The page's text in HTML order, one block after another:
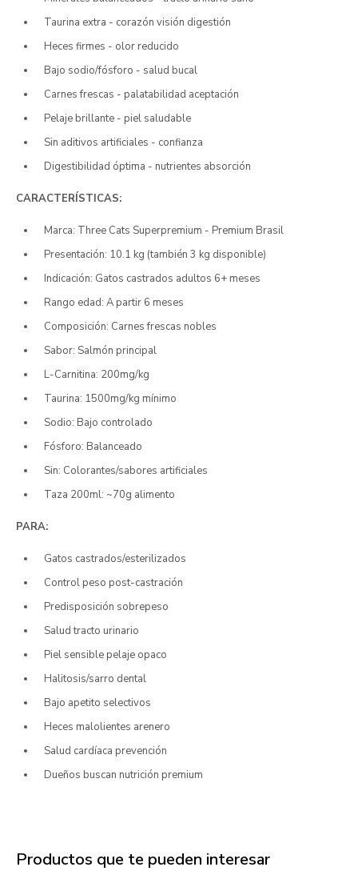
Taurina extra - corazón visión digestión
Heces firmes - olor reducido
Bajo sodio/fósforo - salud bucal
Carnes frescas - palatabilidad aceptación
Pelaje brillante - piel saludable
Sin aditivos artificiales - confianza
Digestibilidad óptima - nutrientes absorción
CARACTERÍSTICAS:
Marca: Three Cats Superpremium - Premium Brasil
Presentación: 10.1 kg (también 3 kg disponible)
Indicación: Gatos castrados adultos 6+ meses
Rango edad: A partir 6 meses
Composición: Carnes frescas nobles
Sabor: Salmón principal
L-Carnitina: 200mg/kg
Taurina: 1500mg/kg mínimo
Sodio: Bajo controlado
Fósforo: Balanceado
Sin: Colorantes/sabores artificiales
Taza 200ml: ~70g alimento
PARA:
Gatos castrados/esterilizados
Control peso post-castración
Predisposición sobrepeso
Salud tracto urinario
Piel sensible pelaje opaco
Halitosis/sarro dental
Bajo apetito selectivos
Heces malolientes arenero
Salud cardíaca prevención
Dueños buscan nutrición premium
Productos que te pueden interesar